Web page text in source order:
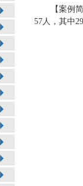
【案例
57人，其中